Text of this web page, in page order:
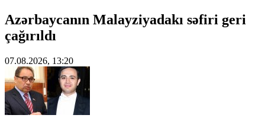
Azərbaycanın Malayziyadakı səfiri geri
çağırıldı
07.08.2026, 13:20